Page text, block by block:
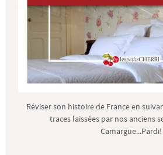
Réviser son histoire de France en
traces laissées par nos anciens
Camargue...Pardi!